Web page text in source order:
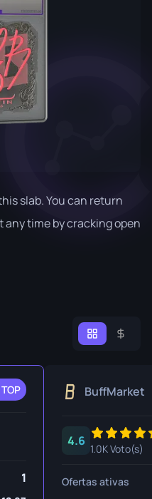
slab. You can return
time by cracking open
TOP
1
BuffMarket
4.6
1.0K Voto(s)
Ofertas ativas